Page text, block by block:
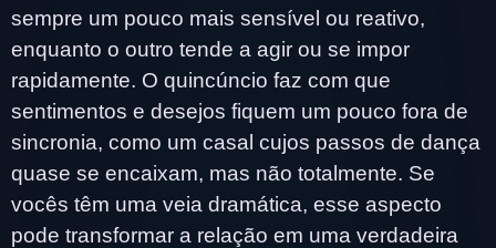
sempre um pouco mais sensível ou reativo,
enquanto o outro tende a agir ou se impor
rapidamente. O quincúncio faz com que
sentimentos e desejos fiquem um pouco fora de
sincronia, como um casal cujos passos de dança
quase se encaixam, mas não totalmente. Se
vocês têm uma veia dramática, esse aspecto
pode transformar a relação em uma verdadeira